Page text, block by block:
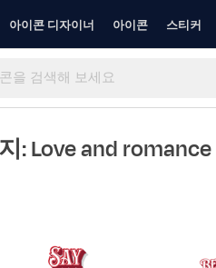
아이콘 디자이너 아이콘 스티커
: Love and romance